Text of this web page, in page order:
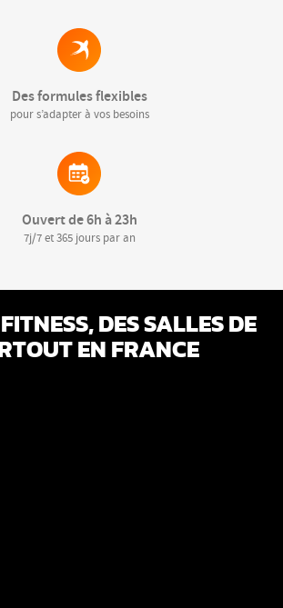
Des formules flexibles
pour s’adapter à vos besoins
Ouvert de 6h à 23h
7j/7 et 365 jours par an
DES SALLES DE
EN FRANCE